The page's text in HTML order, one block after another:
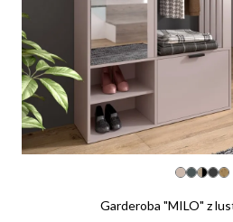
Garderoba "MILO" z